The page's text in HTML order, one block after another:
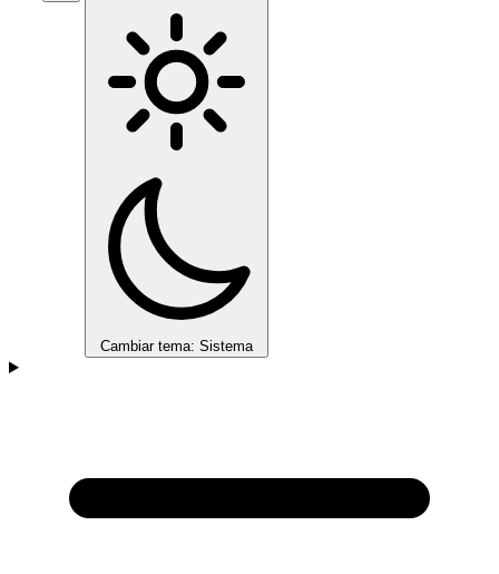
Cambiar tema: Sistema